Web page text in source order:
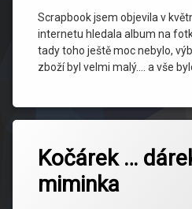
Scrapbook jsem objevila v
internetu hledala album na
tady toho ještě moc nebylo,
zboží byl velmi malý…. a vše
Kočárek …
miminka